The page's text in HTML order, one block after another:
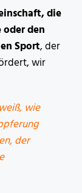
die
den
Sport, der
wir
wie
der